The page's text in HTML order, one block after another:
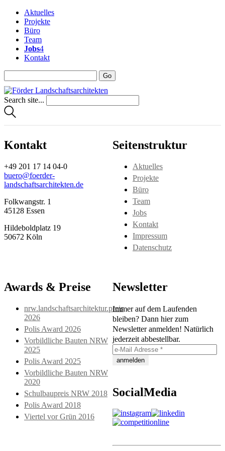
Aktuelles
Projekte
Büro
Team
Jobs4
Kontakt
Search site...
Kontakt
+49 201 17 14 04-0
buero@foerder-
landschaftsarchitekten.de
Folkwangstr. 1
45128 Essen
Hildeboldplatz 19
50672 Köln
Seitenstruktur
Aktuelles
Projekte
Büro
Team
Jobs
Kontakt
Impressum
Datenschutz
Awards & Preise
nrw.landschaftsarchitektur.preis
2026
Polis Award 2026
Vorbildliche Bauten NRW
2025
Polis Award 2025
Vorbildliche Bauten NRW
2020
Schulbaupreis NRW 2018
Polis Award 2018
Viertel vor Grün 2016
Newsletter
Immer auf dem Laufenden
bleiben? Dann hier zum
Newsletter anmelden! Natürlich
jederzeit abbestellbar.
SocialMedia